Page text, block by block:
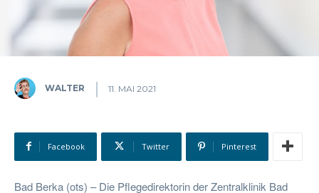
WALTER 11. MAI 2021
Facebook Twitter Pinterest
Bad Berka (ots) – Die Pflegedirektorin der Zentralklinik Bad